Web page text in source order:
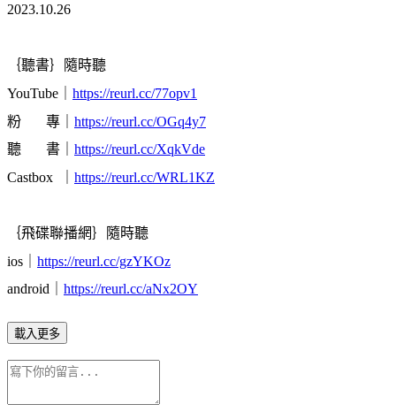
2023.10.26
｛聽書｝隨時聽
YouTube｜ https://reurl.cc/77opv1
粉 專｜ https://reurl.cc/OGq4y7
聽 書｜ https://reurl.cc/XqkVde
Castbox ｜ https://reurl.cc/WRL1KZ
｛飛碟聯播網｝隨時聽
ios｜ https://reurl.cc/gzYKOz
android｜ https://reurl.cc/aNx2OY
載入更多